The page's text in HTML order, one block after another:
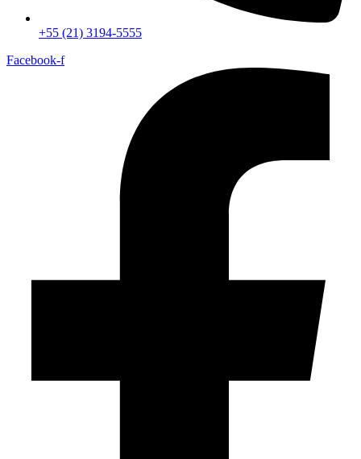
+55 (21) 3194-5555
Facebook-f